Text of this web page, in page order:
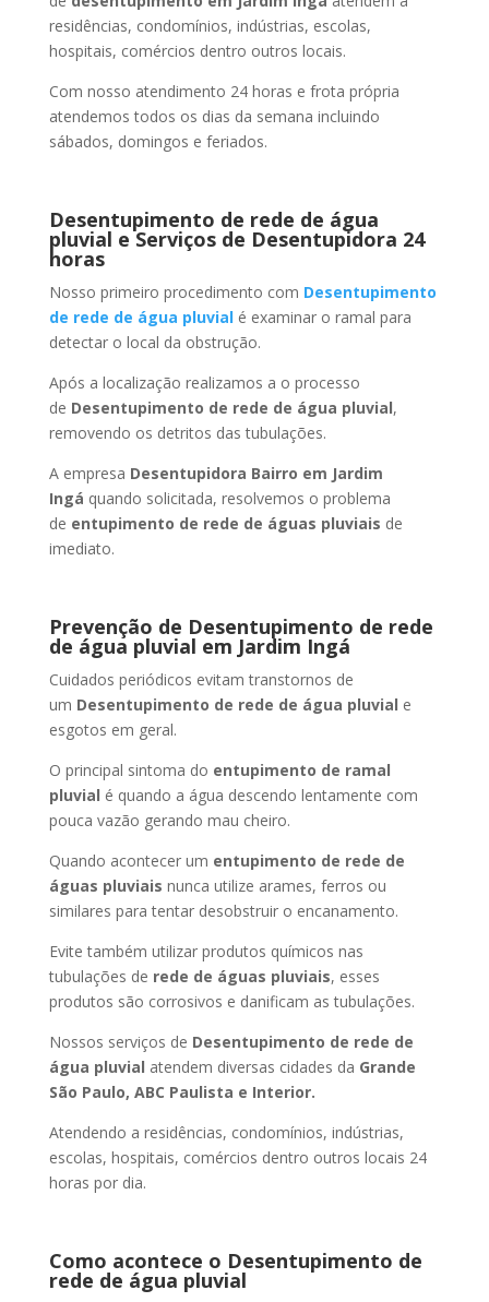
residências, condomínios, indústrias, escolas,
hospitais, comércios dentro outros locais.
Com nosso atendimento 24 horas e frota própria
atendemos todos os dias da semana incluindo
sábados, domingos e feriados.
Desentupimento de rede de água
pluvial e Serviços de Desentupidora 24
horas
Nosso primeiro procedimento com Desentupimento
de rede de água pluvialé examinar o ramal para
detectar o local da obstrução.
Após a localização realizamos a o processo
de Desentupimento de rede de água pluvial,
removendo os detritos das tubulações.
A empresa Desentupidora Bairro em Jardim
Ingá quando solicitada, resolvemos o problema
de entupimento de rede de águas pluviais de
imediato.
Prevenção de Desentupimento de rede
de água pluvial em Jardim Ingá
Cuidados periódicos evitam transtornos de
um Desentupimento de rede de água pluvial e
esgotos em geral.
O principal sintoma do entupimento de ramal
pluvial é quando a água descendo lentamente com
pouca vazão gerando mau cheiro.
Quando acontecer um entupimento de rede de
águas pluviais nunca utilize arames, ferros ou
similares para tentar desobstruir o encanamento.
Evite também utilizar produtos químicos nas
tubulações de rede de águas pluviais, esses
produtos são corrosivos e danificam as tubulações.
Nossos serviços de Desentupimento de rede de
água pluvial atendem diversas cidades da Grande
São Paulo, ABC Paulista e Interior.
Atendendo a residências, condomínios, indústrias,
escolas, hospitais, comércios dentro outros locais 24
horas por dia.
Como acontece o Desentupimento de
rede de água pluvial